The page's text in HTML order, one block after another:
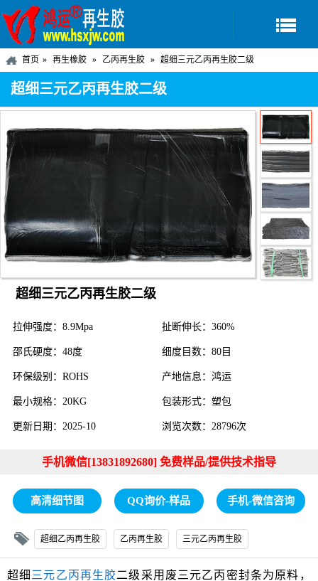
首页 再生橡胶 乙丙再生胶 超细三元乙丙再生胶二级
超细三元乙丙再生胶二级
超细三元乙丙再生胶二级
拉伸强度：8.9Mpa 扯断伸长：360%
邵氏硬度：48度 细度目数：80目
环保级别：ROHS 产地信息：鸿运
最小规格：20KG 包装形式：塑包
更新日期：2025-10 浏览次数：28796次
手机微信[13831892680] 免费样品/提供技术指导
高清细节图 QQ询价-样品 手机-微信咨询
超细乙丙再生胶 乙丙再生胶 三元乙丙再生胶
超细 三元乙丙再生胶二级采用废三元乙丙密封条为原料，